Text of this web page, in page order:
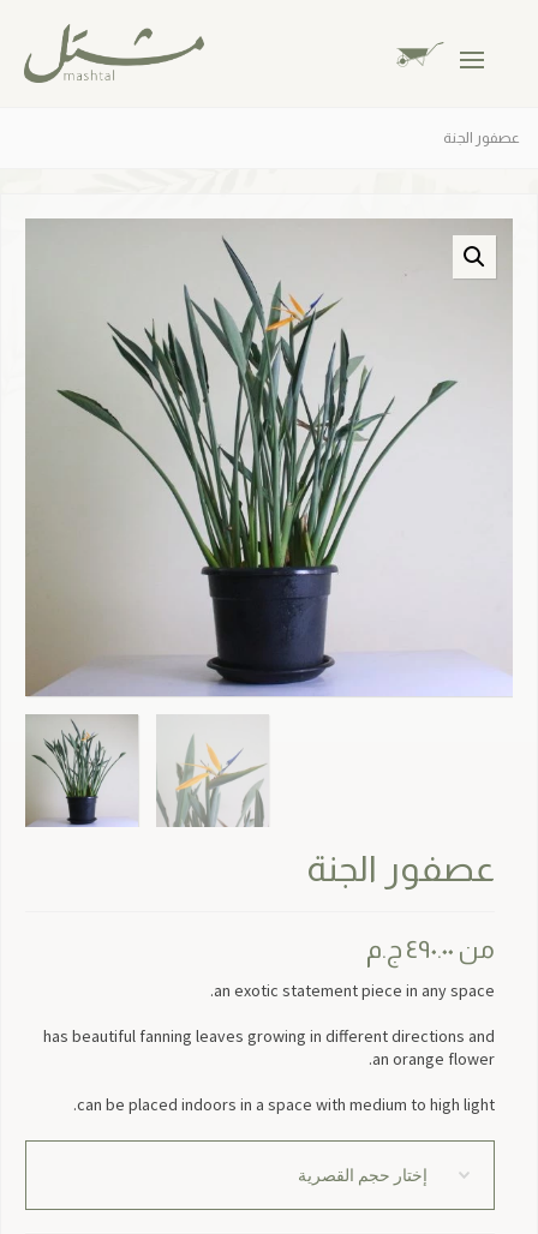
عصفور الجنة
عصفور الجنة
من ٤٩٠.٠٠ ج.م
an exotic statement piece in any space.
has beautiful fanning leaves growing in different directions and
an orange flower.
can be placed indoors in a space with medium to high light.